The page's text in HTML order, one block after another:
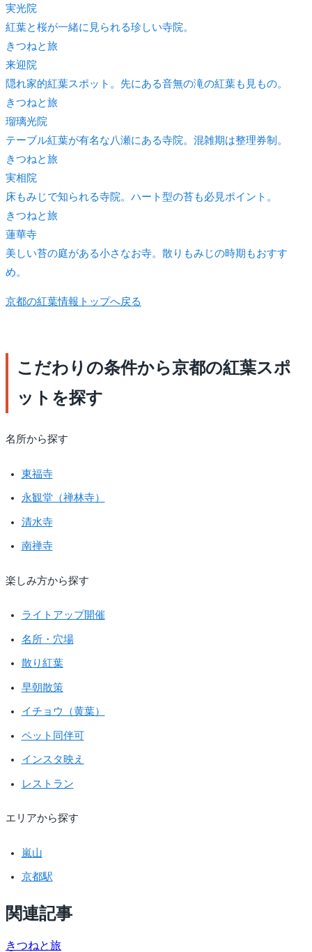
実光院
紅葉と桜が一緒に見られる珍しい寺院。
きつねと旅
来迎院
隠れ家的紅葉スポット。先にある音無の滝の紅葉も見もの。
きつねと旅
瑠璃光院
テーブル紅葉が有名な八瀬にある寺院。混雑期は整理券制。
きつねと旅
実相院
床もみじで知られる寺院。ハート型の苔も必見ポイント。
きつねと旅
蓮華寺
美しい苔の庭がある小さなお寺。散りもみじの時期もおすす
め。
京都の紅葉情報トップへ戻る
こだわりの条件から京都の紅葉スポ
ットを探す
名所から探す
東福寺
永観堂（禅林寺）
清水寺
南禅寺
楽しみ方から探す
ライトアップ開催
名所・穴場
散り紅葉
早朝散策
イチョウ（黄葉）
ペット同伴可
インスタ映え
レストラン
エリアから探す
嵐山
京都駅
関連記事
きつねと旅